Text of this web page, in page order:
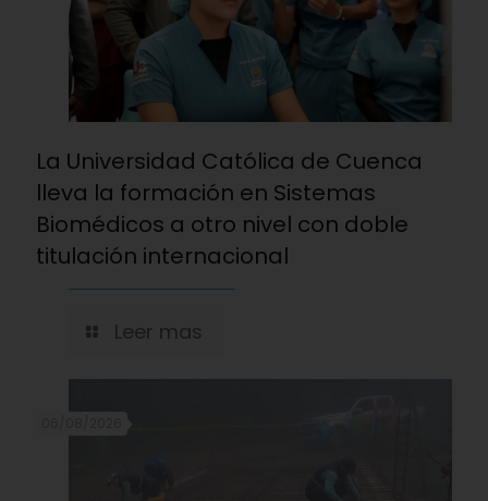
La Universidad Católica de Cuenca
lleva la formación en Sistemas
Biomédicos a otro nivel con doble
titulación internacional
Leer mas